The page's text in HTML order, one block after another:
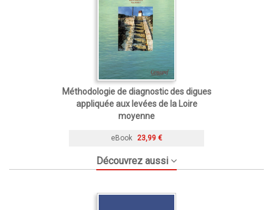
Méthodologie de diagnostic des digues
appliquée aux levées de la Loire
moyenne
eBook 23,99 €
Découvrez aussi